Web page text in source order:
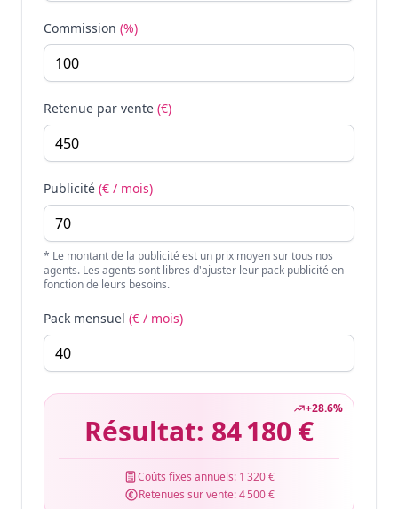
Commission (%)
Retenue par vente (€)
Publicité (€ / mois)
* Le montant de la publicité est un prix moyen sur tous nos
agents. Les agents sont libres d'ajuster leur pack publicité en
fonction de leurs besoins.
Pack mensuel (€ / mois)
+28.6%
Résultat: 84 180 €
Coûts fixes annuels: 1 320 €
Retenues sur vente:4 500 €